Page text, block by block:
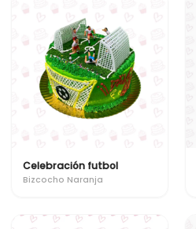
Celebración futbol
Bizcocho Naranja